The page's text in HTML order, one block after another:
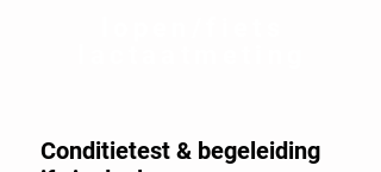
Conditietest & begeleiding